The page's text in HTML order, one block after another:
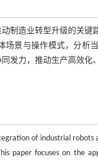
制造业转型升级的关
景与操作模式，分析
发力，推动生产高效
of industrial robots
paper focuses on the